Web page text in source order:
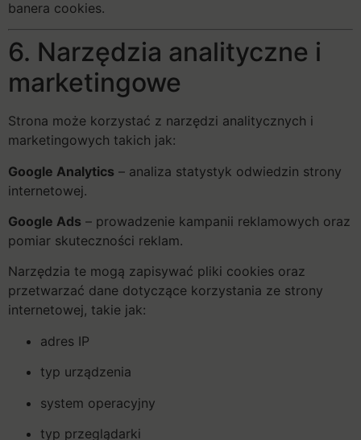
banera cookies.
6. Narzędzia analityczne i
marketingowe
Strona może korzystać z narzędzi analitycznych i
marketingowych takich jak:
Google Analytics – analiza statystyk odwiedzin strony
internetowej.
Google Ads – prowadzenie kampanii reklamowych oraz
pomiar skuteczności reklam.
Narzędzia te mogą zapisywać pliki cookies oraz
przetwarzać dane dotyczące korzystania ze strony
internetowej, takie jak:
adres IP
typ urządzenia
system operacyjny
typ przeglądarki